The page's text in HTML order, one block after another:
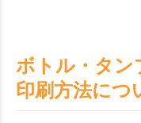
ボトル・タン
印刷方法につ